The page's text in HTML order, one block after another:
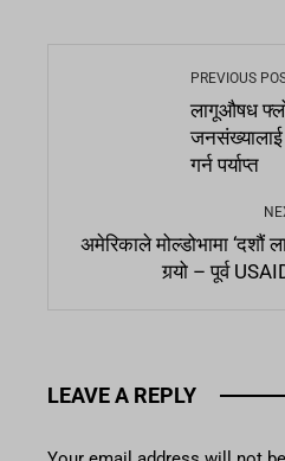
PREVIOUS
लागूऔषध
गर्न पर्याप्त
अमेरिकाले मोल्डोभामा ‘दशौं
गर्‍यो – पूर्व
LEAVE A REPLY